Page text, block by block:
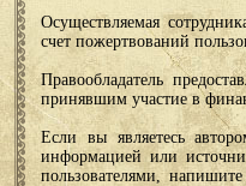
Осуществляемая
счет пожертвований
Правообладатель
принявшим участие в
Если вы являетесь
информацией или
пользователями,